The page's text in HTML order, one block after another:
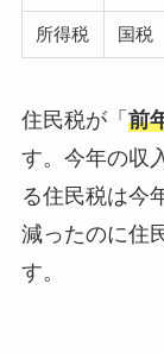
所得税 国税
住民税が「 前
す。今年の収
る住民税は今
減ったのに住
す。